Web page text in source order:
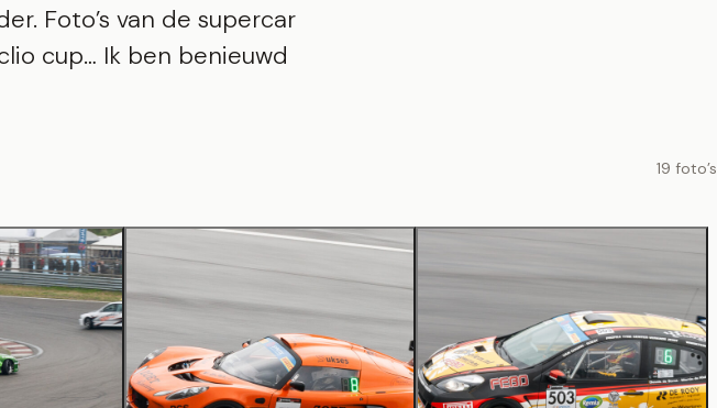
Foto’s van de supercar
cup… Ik ben benieuwd
19 foto’s